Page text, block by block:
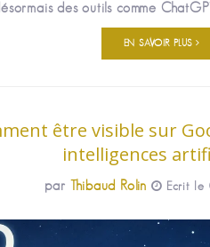
des outils comme
EN SAVOIR PLUS
être visible sur
intelligences
par Thibaud Rolin Ecrit